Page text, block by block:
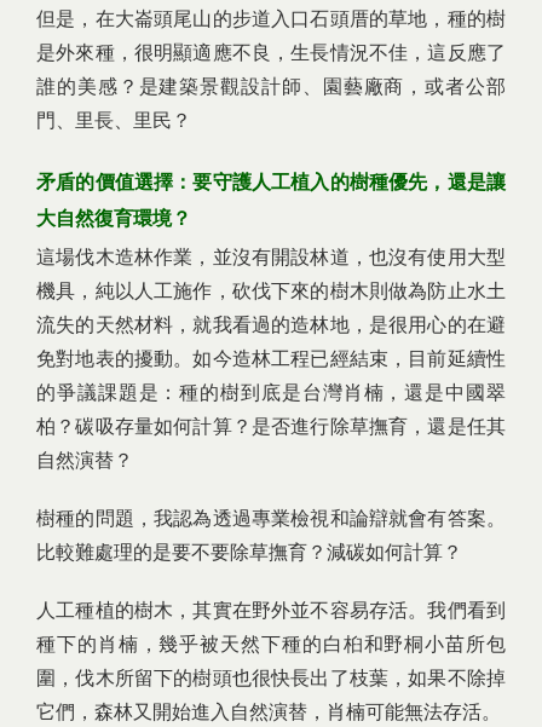
但是，在大崙頭尾山的步道入口石頭厝的草地，種的樹
是外來種，很明顯適應不良，生長情況不佳，這反應了
誰的美感？是建築景觀設計師、園藝廠商，或者公部
門、里長、里民？
矛盾的價值選擇：要守護人工植入的樹種優先，還是讓
大自然復育環境？
這場伐木造林作業，並沒有開設林道，也沒有使用大型
機具，純以人工施作，砍伐下來的樹木則做為防止水土
流失的天然材料，就我看過的造林地，是很用心的在避
免對地表的擾動。如今造林工程已經結束，目前延續性
的爭議課題是：種的樹到底是台灣肖楠，還是中國翠
柏？碳吸存量如何計算？是否進行除草撫育，還是任其
自然演替？
樹種的問題，我認為透過專業檢視和論辯就會有答案。
比較難處理的是要不要除草撫育？減碳如何計算？
人工種植的樹木，其實在野外並不容易存活。我們看到
種下的肖楠，幾乎被天然下種的白桕和野桐小苗所包
圍，伐木所留下的樹頭也很快長出了枝葉，如果不除掉
它們，森林又開始進入自然演替，肖楠可能無法存活。